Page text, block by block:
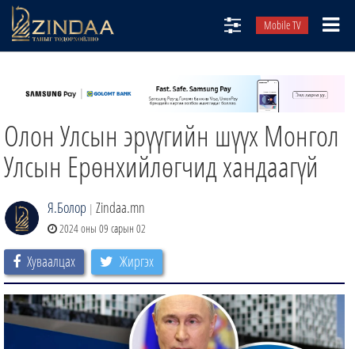
Mobile TV
ТВ8
ӨГЛӨӨНИЙ СОНИН
АУДИО ЗОХИОЛ
Олон Улсын эрүүгийн шүүх Монгол
Улсын Ерөнхийлөгчид хандаагүй
Я.Болор | Zindaa.mn
2024 оны 09 сарын 02
Хуваалцах Жиргэх